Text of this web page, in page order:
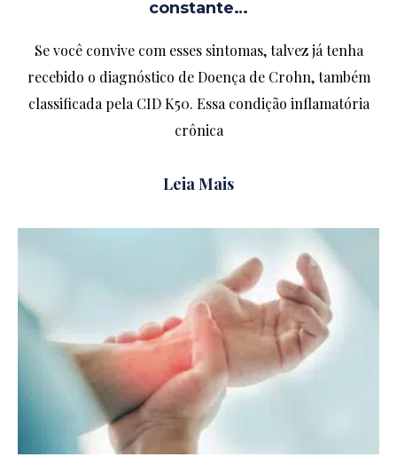
constante…
Se você convive com esses sintomas, talvez já tenha
recebido o diagnóstico de Doença de Crohn, também
classificada pela CID K50. Essa condição inflamatória
crônica
Leia Mais